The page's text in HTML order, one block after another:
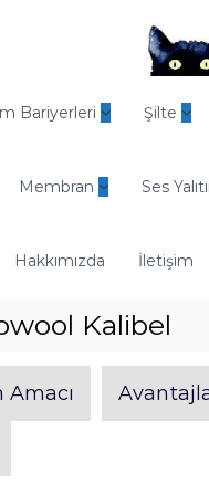
Bariyerleri Şilte
Membran Ses
Hakkımızda İletişim
Kalibel
Amacı